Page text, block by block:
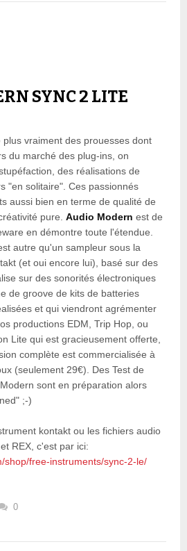
SYNC 2 LITE
vraiment des prouesses dont
du marché des plug-ins, on
des réalisations de
"en solitaire". Ces passionnés
aussi bien en terme de qualité de
pure. Audio Modern est de
en démontre toute l'étendue.
autre qu'un sampleur sous la
(et oui encore lui), basé sur des
sur des sonorités électroniques
de groove de kits de batteries
et qui viendront agrémenter
productions EDM, Trip Hop, ou
Lite qui est gracieusement offerte,
complète est commercialisée à
(seulement 29€). Des Test de
sont en préparation alors
;-)
kontakt ou les fichiers audio
REX, c'est par ici:
shop/free-instruments/sync-2-le/
0